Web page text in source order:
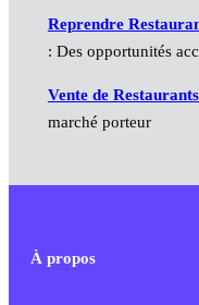
Reprendre
: Des opportunités
Vente de
marché porteur
À propos